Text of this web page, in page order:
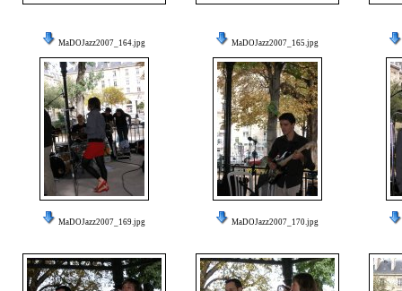
MaDOJazz2007_164.jpg MaDOJazz2007_165.jpg
MaDOJazz2007_169.jpg MaDOJazz2007_170.jpg